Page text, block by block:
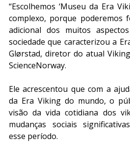
“Escolhemos ‘Museu da Era
complexo, porque poderemos
adicional dos muitos
sociedade que caracterizou a
Glørstad, diretor do atual
ScienceNorway.
Ele acrescentou que com a
da Era Viking do mundo, o
visão da vida cotidiana dos
mudanças sociais
esse período.